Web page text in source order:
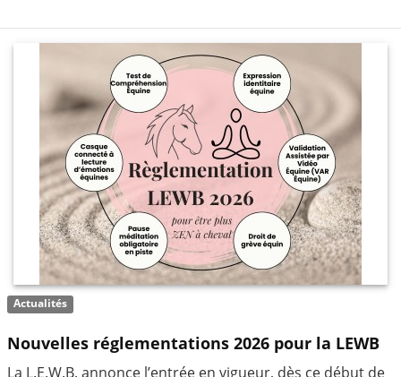
Actualités
Nouvelles réglementations 2026 pour la LEWB
La L.E.W.B. annonce l’entrée en vigueur, dès ce début de